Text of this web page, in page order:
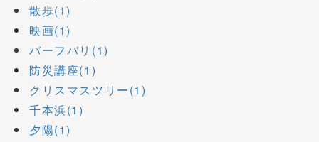
散歩(1)
映画(1)
バーフバリ(1)
防災講座(1)
クリスマスツリー(1)
千本浜(1)
夕陽(1)